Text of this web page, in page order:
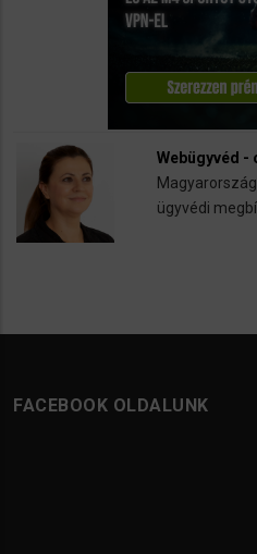
Webügyvéd -
ügyvédi
FACEBOOK OLDALUNK